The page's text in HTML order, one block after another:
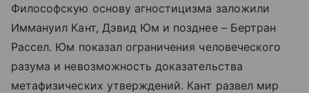
Философскую основу агностицизма заложили
Иммануил Кант, Дэвид Юм и позднее – Бертран
Рассел. Юм показал ограничения человеческого
разума и невозможность доказательства
метафизических утверждений. Кант развел мир